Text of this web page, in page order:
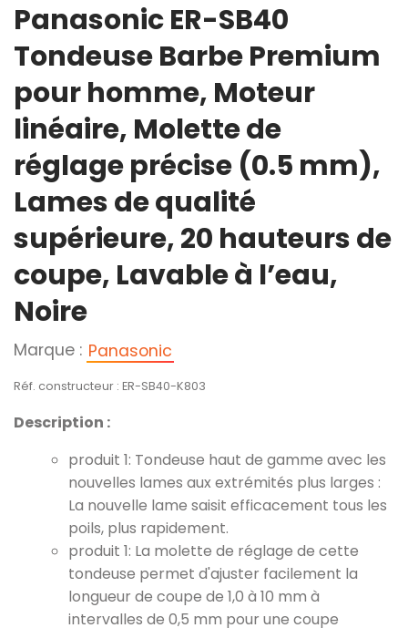
Panasonic ER-SB40
Tondeuse Barbe Premium
pour homme, Moteur
linéaire, Molette de
réglage précise (0.5 mm),
Lames de qualité
supérieure, 20 hauteurs de
coupe, Lavable à l’eau,
Noire
Marque : Panasonic
Réf. constructeur : ER-SB40-K803
Description :
produit 1: Tondeuse haut de gamme avec les
nouvelles lames aux extrémités plus larges :
La nouvelle lame saisit efficacement tous les
poils, plus rapidement.
produit 1: La molette de réglage de cette
tondeuse permet d'ajuster facilement la
longueur de coupe de 1,0 à 10 mm à
intervalles de 0,5 mm pour une coupe